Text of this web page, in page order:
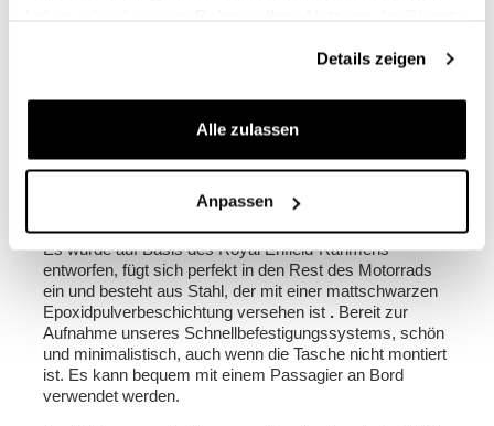
Details zeigen
Alle zulassen
Anpassen
Breite 30 cm, Tiefe 18 cm.
1,25 kg
Royal Enfield Hunter 350 Rechter Rahmen
Es wurde auf Basis des Royal Enfield-Rahmens
entworfen, fügt sich perfekt in den Rest des Motorrads
ein und besteht aus Stahl, der mit einer mattschwarzen
Epoxidpulverbeschichtung versehen ist . Bereit zur
Aufnahme unseres Schnellbefestigungssystems, schön
und minimalistisch, auch wenn die Tasche nicht montiert
ist. Es kann bequem mit einem Passagier an Bord
verwendet werden.